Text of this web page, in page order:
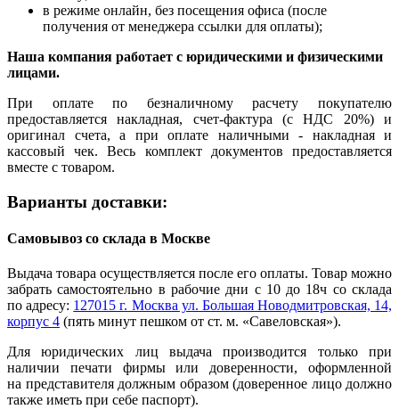
в режиме онлайн, без посещения офиса (после
получения от менеджера ссылки для оплаты);
Наша компания работает с юридическими и физическими
лицами.
При оплате по безналичному расчету покупателю
предоставляется накладная, счет-фактура (с НДС 20%) и
оригинал счета, а при оплате наличными - накладная и
кассовый чек. Весь комплект документов предоставляется
вместе с товаром.
Варианты доставки:
Самовывоз со склада в Москве
Выдача товара осуществляется после его оплаты. Товар можно
забрать самостоятельно в рабочие дни с 10 до 18ч со склада
по адресу: 127015 г. Москва ул. Большая Новодмитровская, 14,
корпус 4 (пять минут пешком от ст. м. «Савеловская»).
Для юридических лиц выдача производится только при
наличии печати фирмы или доверенности, оформленной
на представителя должным образом (доверенное лицо должно
также иметь при себе паспорт).